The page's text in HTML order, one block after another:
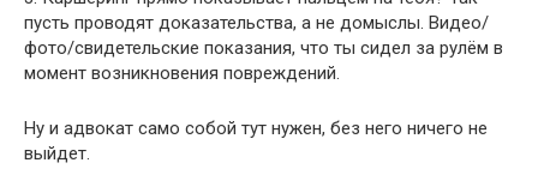
пусть проводят доказательства, а не домыслы. Видео/
фото/свидетельские показания, что ты сидел за рулём в
момент возникновения повреждений.
Ну и адвокат само собой тут нужен, без него ничего не
выйдет.